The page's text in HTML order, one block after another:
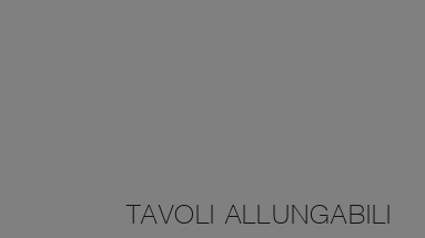
TAVOLI ALLUNGABILI